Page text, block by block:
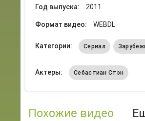
Год выпуска: 2011
Формат видео: WEBDL
Категории: Сериал
Актеры: Себастиан Стэн
Похожие видео